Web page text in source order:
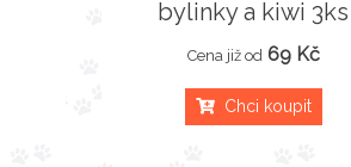
bylinky a kiwi 3ks
Cena již od 69 Kč
Chci koupit